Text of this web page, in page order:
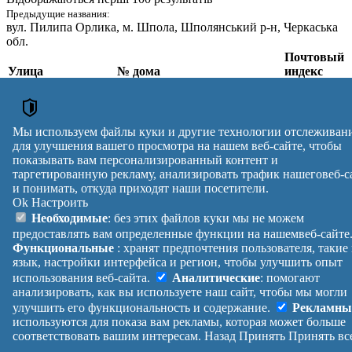
Предыдущие названия:
вул. Пилипа Орлика, м. Шпола, Шполянський р-н, Черкаська
обл.
Почтовые индексы Украины. Обновлено : 07-08-2026.
Улица № дома
Почтовый
индекс
Орлика
м. Шпола,
Звенигородський р-
н, Черкаська обл.
23, 25, 27, 29, 34, 35
Вулиця № будинків
Індекс
reklama
Правила
Помощь
Платные
услуги
Политика
конфиденциальности
Манифест
О проекте
Обратная
связь
Украина
Вход |
Выход
Мы используем файлы куки и другие технологии
для улучшения вашего просмотра на нашем веб-сайте, чтобы
показывать вам персонализированный контент и
таргетированную рекламу, анализировать трафик нашеговеб-
и понимать, откуда приходят наши посетители.
Ok Настроить
Необходимые: без этих файлов куки мы не можем
предоставлять вам определенные функции на нашемвеб-
Функциональные : хранят предпочтения пользователя, такие
язык, настройки интерфейса и регион, чтобы улучшить опыт
использования веб-сайта.
Аналитические: помогают
анализировать, как вы используете наш сайт, чтобы мы могли
улучшить его функциональность и содержание.
используются для показа вам рекламы, которая может больше
соответствовать вашим интересам. Назад Принять Принять